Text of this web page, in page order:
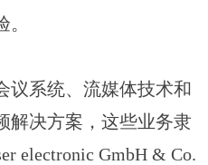
议系统、流媒体技术和
解决方案，这些业务隶
electronic GmbH & Co.